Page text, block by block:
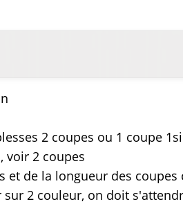
2 coupes ou 1 coupe
voir 2 coupes
et de la longueur des coupes
2 couleur, on doit